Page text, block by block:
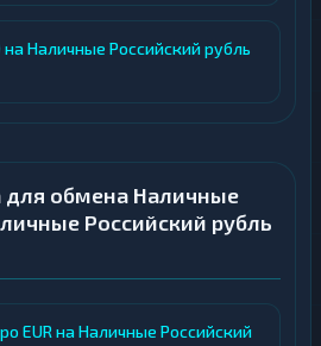
Наличные Российский рубль
для обмена Наличные
Российский рубль
EUR на Наличные Российский